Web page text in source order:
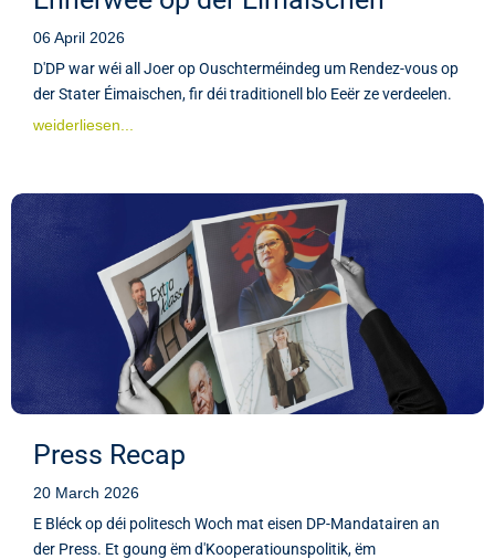
06 April 2026
D'DP war wéi all Joer op Ouschterméindeg um Rendez-vous op
der Stater Éimaischen, fir déi traditionell blo Eeër ze verdeelen.
weiderliesen...
Press Recap
20 March 2026
E Bléck op déi politesch Woch mat eisen DP-Mandatairen an
der Press. Et goung ëm d'Kooperatiounspolitik, ëm